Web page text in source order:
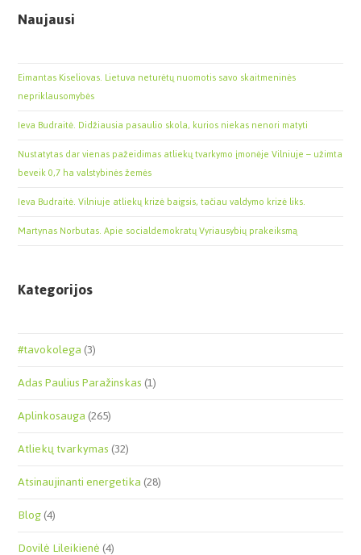
Naujausi
Eimantas Kiseliovas. Lietuva neturėtų nuomotis savo skaitmeninės
nepriklausomybės
Ieva Budraitė. Didžiausia pasaulio skola, kurios niekas nenori matyti
Nustatytas dar vienas pažeidimas atliekų tvarkymo įmonėje Vilniuje – užimta
beveik 0,7 ha valstybinės žemės
Ieva Budraitė. Vilniuje atliekų krizė baigsis, tačiau valdymo krizė liks.
Martynas Norbutas. Apie socialdemokratų Vyriausybių prakeiksmą
Kategorijos
#tavokolega(3)
Adas Paulius Paražinskas(1)
Aplinkosauga(265)
Atliekų tvarkymas(32)
Atsinaujinanti energetika(28)
Blog(4)
Dovilė Lileikienė(4)